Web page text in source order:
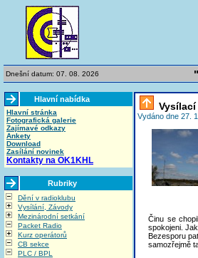
Dnešní datum: 07. 08. 2026
Hlavní nabídka
Hlavní stránka
Fotografická galerie
Zajímavé odkazy
Ankety
Download
Zasílání novinek
Kontakty na OK1KHL
Rubriky
Dění v radioklubu
Vysílání, Závody
Mezinárodní setkání
Packet Radio
Kurz operátorů
CB sekce
PLC / BPL
Vydáno dne 27.
Činu se
spokojeni.
Bezesporu
samozřejmě